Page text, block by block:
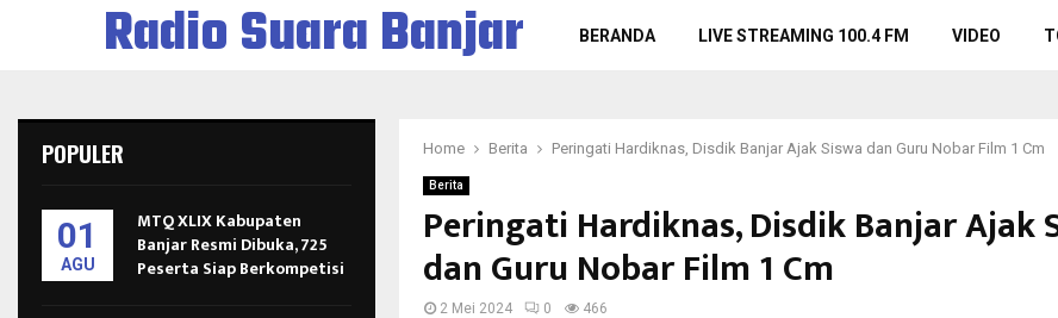
Radio Suara Banjar BERANDA LIVE STREAMING 100.4 FM VIDEO
Home Berita Peringati Hardiknas, Disdik Banjar Ajak Siswa dan Guru Nobar Film 1 Cm
Berita
Peringati Hardiknas, Disdik Banjar Ajak
dan Guru Nobar Film 1 Cm
2 Mei 2024 0 466
POPULER
01
AGU
MTQ XLIX Kabupaten
Banjar Resmi Dibuka, 725
Peserta Siap Berkompetisi